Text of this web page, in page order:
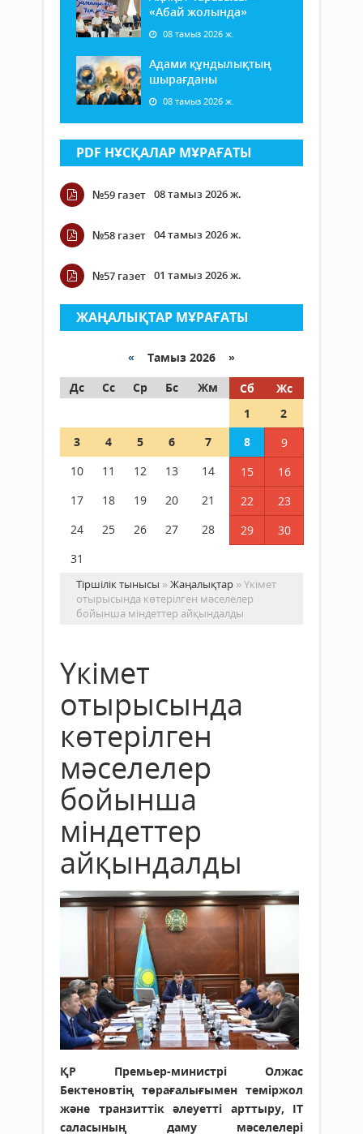
«Абай жолында»
08 тамыз 2026 ж.
Адами құндылықтың
шырағданы
08 тамыз 2026 ж.
PDF НҰСҚАЛАР МҰРАҒАТЫ
№59 газет 08 тамыз 2026 ж.
№58 газет 04 тамыз 2026 ж.
№57 газет 01 тамыз 2026 ж.
ЖАҢАЛЫҚТАР МҰРАҒАТЫ
« Тамыз 2026 »
Дс
Сс Ср Бс Жм Сб
Жс
1
2
3
4 5 6 7 8
9
10
11 12 13 14 15
16
17
18 19 20 21 22
23
24
25 26 27 28 29
30
31
Тіршілік тынысы »Жаңалықтар » Үкімет
отырысында көтерілген мәселелер
бойынша міндеттер айқындалды
Үкімет
отырысында
көтерілген
мәселелер
бойынша
міндеттер
айқындалды
ҚР Премьер-министрі Олжас
Бектеновтің төрағалығымен теміржол
және транзиттік әлеуетті арттыру, ІТ
саласының даму мәселелері